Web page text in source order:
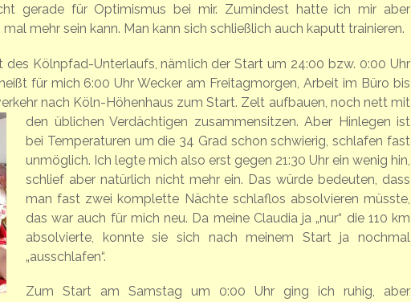
gerade für Optimismus bei mir. Zumindest hatte ich mir aber
mehr sein kann. Man kann sich schließlich auch kaputt trainieren.
Kölnpfad-Unterlaufs, nämlich der Start um 24:00 bzw. 0:00 Uhr
für mich 6:00 Uhr Wecker am Freitagmorgen, Arbeit im Büro bis
nach Köln-Höhenhaus zum Start. Zelt aufbauen, noch nett mit
den üblichen Verdächtigen zusammensitzen. Aber Hinlegen ist
bei Temperaturen um die 34 Grad schon schwierig, schlafen fast
unmöglich. Ich legte mich also erst gegen 21:30 Uhr ein wenig hin,
schlief aber natürlich nicht mehr ein. Das würde bedeuten, dass
man fast zwei komplette Nächte schlaflos absolvieren müsste,
das war auch für mich neu. Da meine Claudia ja „nur“ die 110 km
absolvierte, konnte sie sich nach meinem Start ja nochmal
„ausschlafen“.
Zum Start am Samstag um 0:00 Uhr ging ich ruhig, aber